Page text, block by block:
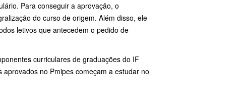
Para conseguir a aprovação, o
do curso de origem. Além disso, ele
letivos que antecedem o pedido de
curriculares de graduações do IF
no Pmipes começam a estudar no